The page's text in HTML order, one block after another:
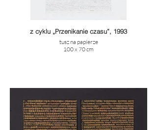
z cyklu „Przenikanie czasu”, 1993
tusz na papierze
100 x 70 cm